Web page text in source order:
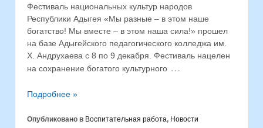
Фестиваль национальных культур народов
Республики Адыгея «Мы разные – в этом наше
богатство! Мы вместе – в этом наша сила!» прошел
на базе Адыгейского педагогического колледжа им.
Х. Андрухаева с 8 по 9 декабря. Фестиваль нацелен
на сохранение богатого культурного …
Подробнее »
Опубликовано в Воспитательная работа, Новости